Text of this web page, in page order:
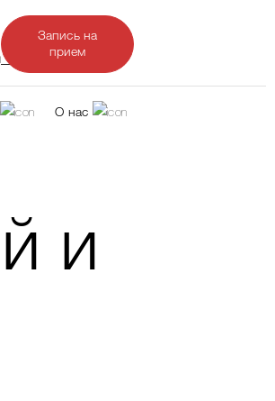
Запись на
прием
О нас
и